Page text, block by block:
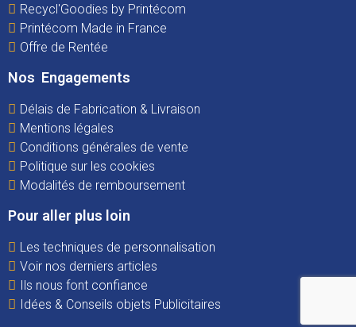
Recycl'Goodies by Printécom
Printécom Made in France
Offre de Rentée
Nos Engagements
Délais de Fabrication & Livraison
Mentions légales
Conditions générales de vente
Politique sur les cookies
Modalités de remboursement
Pour aller plus loin
Les techniques de personnalisation
Voir nos derniers articles
Ils nous font confiance
Idées & Conseils objets Publicitaires